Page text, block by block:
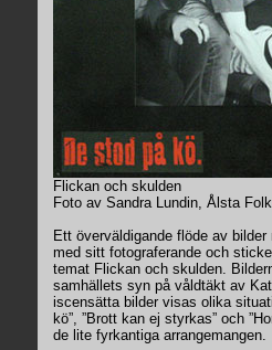
Flickan och skulden
Foto av Sandra Lundin, Ålsta
Ett överväldigande flöde av
med sitt fotograferande och
temat Flickan och skulden.
samhällets syn på våldtäkt av
iscensätta bilder visas olika
kö”, ”Brott kan ej styrkas” och
de lite fyrkantiga arrangemangen.